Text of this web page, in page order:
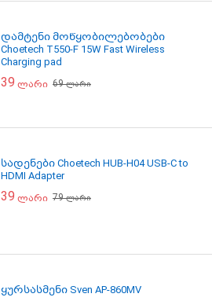
დამტენი მოწყობილებობები
Choetech T550-F 15W Fast Wireless
Charging pad
39 ლარი 69ლარი
სადენები Choetech HUB-H04 USB-C to
HDMI Adapter
39 ლარი 79ლარი
ყურსასმენი Sven AP-860MV